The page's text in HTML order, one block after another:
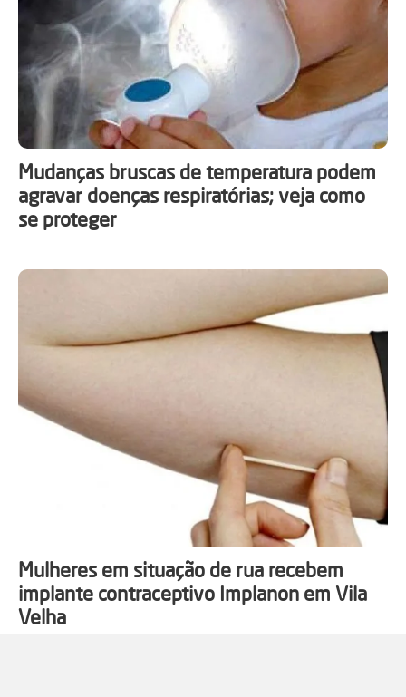
Mudanças bruscas de temperatura podem
agravar doenças respiratórias; veja como
se proteger
Mulheres em situação de rua recebem
implante contraceptivo Implanon em Vila
Velha